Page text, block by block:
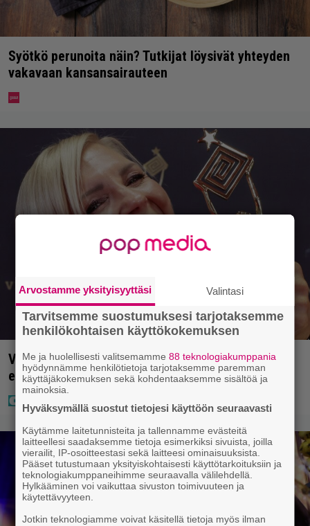
Syötkö perunoita näin? Tutkijat löysivät yhteyden
vakavaan kansansairauteen
Vappu Pimiästä tuli miljoonikko – eikä yksi milli
edes riitä, näin se tapahtui
Arvostamme yksityisyyttäsi Valintasi
Tarvitsemme suostumuksesi tarjotaksemme
henkilökohtaisen käyttökokemuksen
Me ja huolellisesti valitsemamme88 teknologiakumppania
hyödynnämme henkilötietoja tarjotaksemme paremman
käyttäjäkokemuksen sekä kohdentaaksemme sisältöä ja
mainoksia.
Hyväksymällä suostut tietojesi käyttöön seuraavasti
Käytämme laitetunnisteita ja tallennamme evästeitä
laitteellesi saadaksemme tietoja esimerkiksi sivuista, joilla
vierailit, IP-osoitteestasi sekä laitteesi ominaisuuksista.
Pääset tutustumaan yksityiskohtaisesti käyttötarkoituksiin ja
teknologiakumppaneihimme seuraavalla välilehdellä.
Hylkääminen voi vaikuttaa sivuston toimivuuteen ja
käytettävyyteen.
Jotkin teknologiamme voivat käsitellä tietoja myös ilman